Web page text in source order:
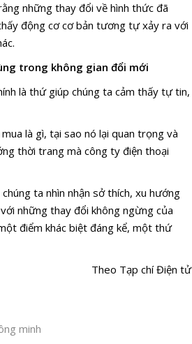
những thay đổi về hình thức đã
động cơ cơ bản tương tự xảy ra với
trong không gian đổi mới
là thứ giúp chúng ta cảm thấy tự tin,
là gì, tại sao nó lại quan trọng và
thời trang mà công ty điện thoại
ta nhìn nhận sở thích, xu hướng
những thay đổi không ngừng của
điểm khác biệt đáng kể, một thứ
Theo Tạp chí Điện tử
minh